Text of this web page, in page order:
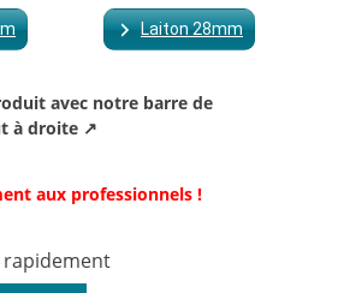
Laiton 28mm
avec notre barre de
à droite ↗
aux professionnels !